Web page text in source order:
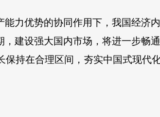
能力优势的协同作用下，我国经济
，建设强大国内市场，将进一步畅
持在合理区间，夯实中国式现代化